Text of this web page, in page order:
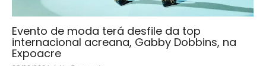
Evento de moda terá desfile da top
internacional acreana, Gabby Dobbins, na
Expoacre